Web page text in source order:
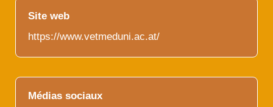
Site web
https://www.vetmeduni.ac.at/
Médias sociaux